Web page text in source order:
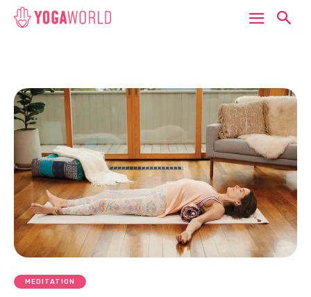
MEDITATION